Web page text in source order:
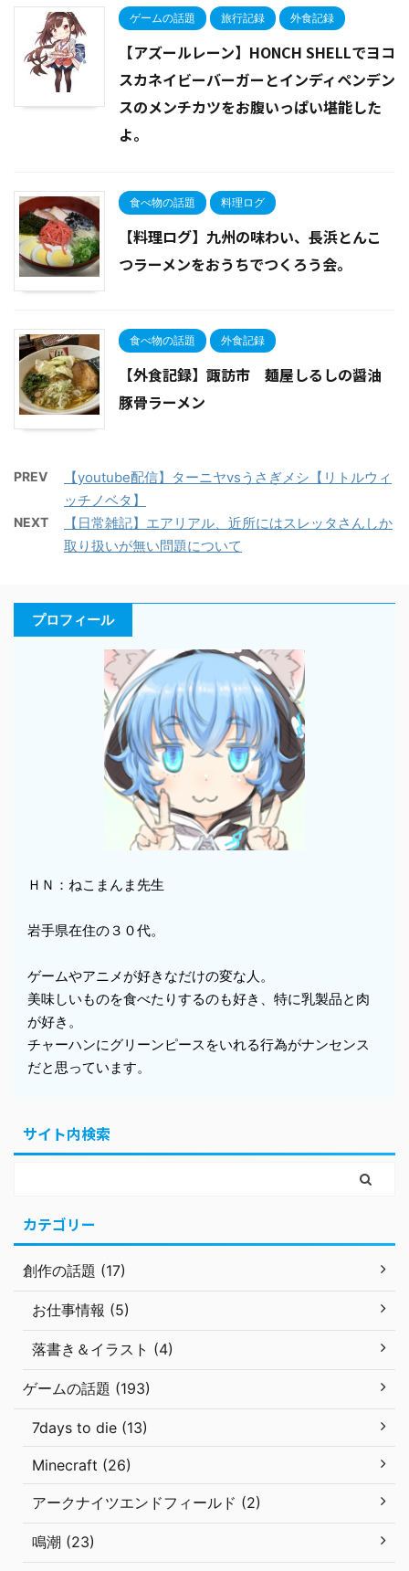
ゲームの話題 旅行記録 外食記録
【アズールレーン】HONCH SHELLでヨコ
スカネイビーバーガーとインディペンデン
スのメンチカツをお腹いっぱい堪能した
よ。
食べ物の話題 料理ログ
【料理ログ】九州の味わい、長浜とんこ
つラーメンをおうちでつくろう会。
食べ物の話題 外食記録
【外食記録】諏訪市 麺屋しるしの醤油
豚骨ラーメン
PREV
【youtube配信】ターニヤvsうさぎメシ【リトルウィ
ッチノベタ】
NEXT
【日常雑記】エアリアル、近所にはスレッタさんしか
取り扱いが無い問題について
プロフィール
ＨＮ：ねこまんま先生
岩手県在住の３０代。
ゲームやアニメが好きなだけの変な人。
美味しいものを食べたりするのも好き、特に乳製品と肉
が好き。
チャーハンにグリーンピースをいれる行為がナンセンス
だと思っています。
サイト内検索
カテゴリー
創作の話題 (17)
お仕事情報 (5)
落書き＆イラスト (4)
ゲームの話題 (193)
7days to die (13)
Minecraft (26)
アークナイツエンドフィールド (2)
鳴潮 (23)